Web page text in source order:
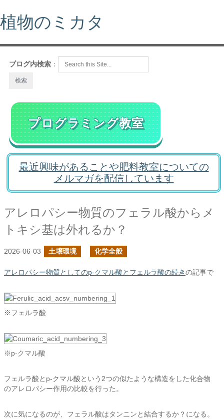
植物のミカタ
ブログ内検索 ：
プログラミング教室
最近興味があることや肥料教室についての
メルマガを配信しています
アレロパシー物質のフェラル酸からメ
トキシ基は外れるか？
2026-06-03 土壌環境 化学全般
アレロパシー物質としてのp-クマル酸とフェルラ酸の続きの記事で
※フェルラ酸
※p-クマル酸
フェルラ酸とp-クマル酸という2つの似たような構造をした化合物
のアレロパシー作用の比較を行った。
次に気になるのが、フェラル酸はタンニンと結合するか？になる。